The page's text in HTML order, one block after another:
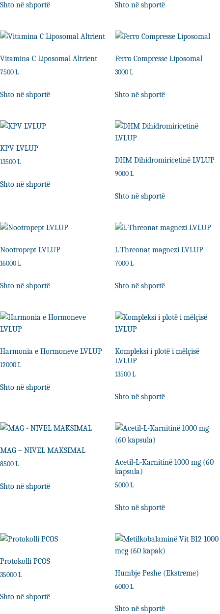
Shto në shportë Shto në shportë
Vitamina C Liposomal Altrient
7500 L
Shto në shportë
Ferro Compresse Liposomal
3000 L
Shto në shportë
KPV LVLUP
13500 L
Shto në shportë
DHM Dihidromiricetinë LVLUP
9000 L
Shto në shportë
Nootropept LVLUP
16000 L
Shto në shportë
L-Threonat magnezi LVLUP
7000 L
Shto në shportë
Harmonia e Hormoneve LVLUP
12000 L
Shto në shportë
Kompleksi i plotë i mëlçisë
LVLUP
13500 L
Shto në shportë
MAG – NIVEL MAKSIMAL
8500 L
Shto në shportë
Acetil-L-Karnitinë 1000 mg (60
kapsula)
5000 L
Shto në shportë
Protokolli PCOS
35000 L
Shto në shportë
Humbje Peshe (Ekstreme)
6000 L
Shto në shportë